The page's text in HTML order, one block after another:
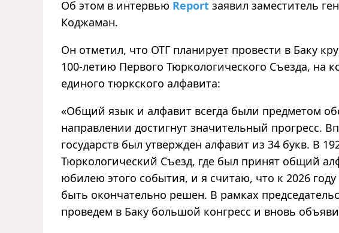
Об этом в интервью Report заявил заместитель
Коджаман.
Он отметил, что ОТГ планирует провести в Баку
100-летию Первого Тюркологического Съезда, на
единого тюркского алфавита:
«Общий язык и алфавит всегда были предметом
направлении достигнут значительный прогресс.
государств был утвержден алфавит из 34 букв. В
Тюркологический Съезд, где был принят общий
юбилею этого события, и я считаю, что к 2026
быть окончательно решен. В рамках
проведем в Баку большой конгресс и вновь